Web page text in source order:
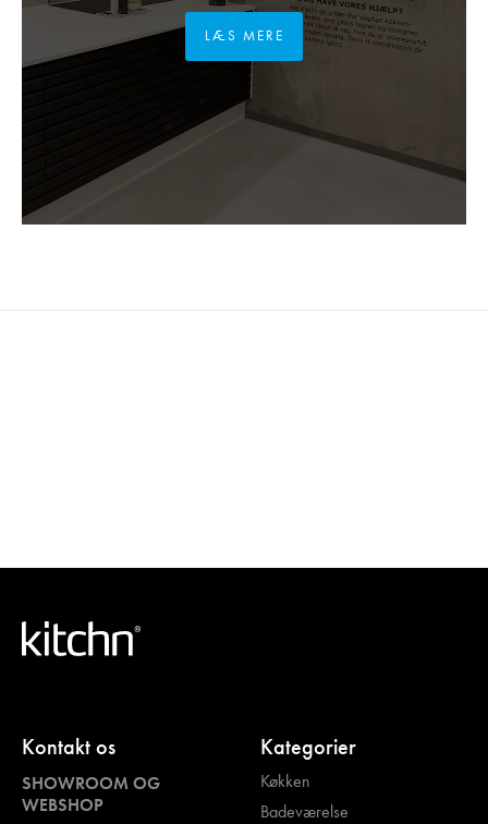
LÆS MERE
Kontakt os
SHOWROOM OG
WEBSHOP
Kategorier
Køkken
Badeværelse